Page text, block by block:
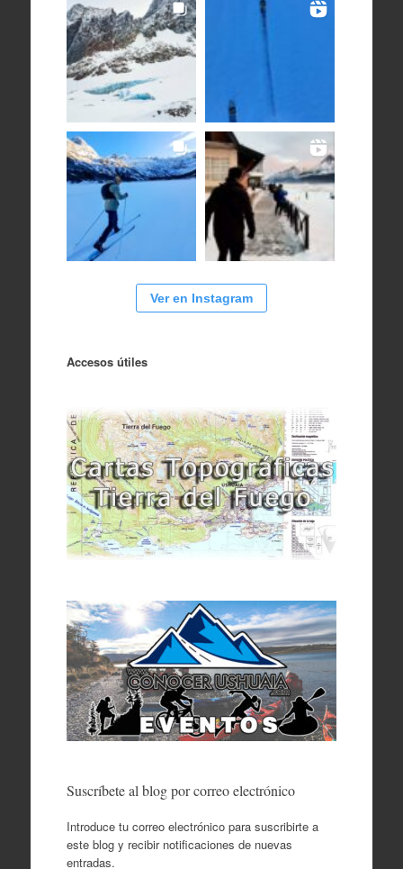
Ver en Instagram
Accesos útiles
Suscríbete al blog por correo electrónico
Introduce tu correo electrónico para suscribirte a
este blog y recibir notificaciones de nuevas
entradas.